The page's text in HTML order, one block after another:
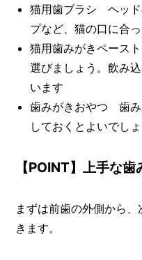
猫用歯ブラシ ヘッド
プなど、猫の口に合
猫用歯みがきペース
選びましょう。飲み
います
歯みがきおやつ 歯み
しておくとよいでしょ
【POINT】上手な
まずは前歯の外側から
きます。